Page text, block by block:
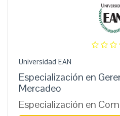
Universidad EAN
Especialización en
Mercadeo
Especialización en